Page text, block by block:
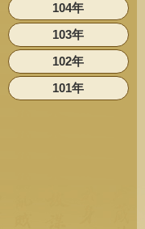
104年
103年
102年
101年